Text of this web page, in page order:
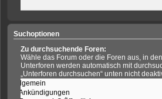
Suchoptionen
Zu durchsuchende Foren:
Wähle das Forum oder die Foren aus, in
Unterforen werden automatisch mit
„Unterforen durchsuchen“ unten nicht